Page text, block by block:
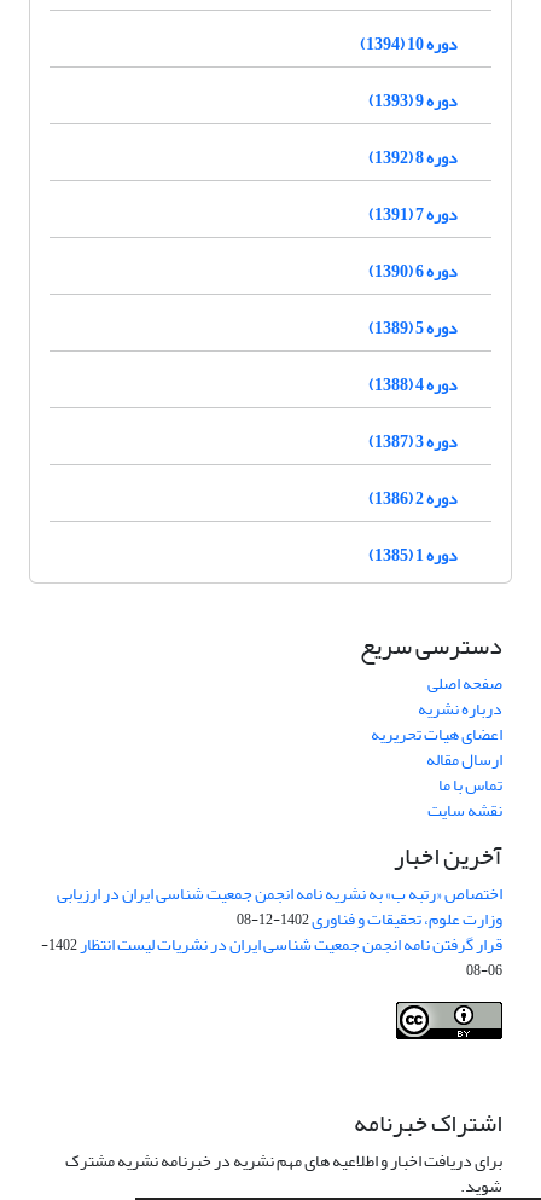
دوره 10 (1394)
دوره 9 (1393)
دوره 8 (1392)
دوره 7 (1391)
دوره 6 (1390)
دوره 5 (1389)
دوره 4 (1388)
دوره 3 (1387)
دوره 2 (1386)
دوره 1 (1385)
دسترسی سریع
صفحه اصلی
درباره نشریه
اعضای هیات تحریریه
ارسال مقاله
تماس با ما
نقشه سایت
آخرین اخبار
اختصاص «رتبه ب» به نشریه نامه انجمن جمعیت شناسی ایران در ارزیابی
وزارت علوم، تحقیقات و فناوری1402-12-08
قرار گرفتن نامه انجمن جمعیت شناسی ایران در نشریات لیست انتظار
1402-
06-08
اشتراک خبرنامه
برای دریافت اخبار و اطلاعیه های مهم نشریه در خبرنامه نشریه مشترک
شوید.